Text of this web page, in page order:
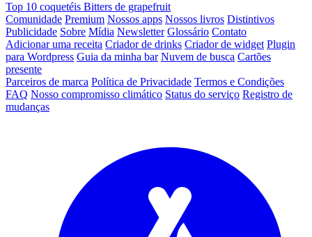
Top 10 coquetéis Bitters de grapefruit
Comunidade Premium Nossos apps Nossos livros Distintivos
Publicidade Sobre Mídia Newsletter Glossário Contato
Adicionar uma receita Criador de drinks Criador de widget Plugin
para Wordpress Guia da minha bar Nuvem de busca Cartões
presente
Parceiros de marca Política de Privacidade Termos e Condições
FAQ Nosso compromisso climático Status do serviço Registro de
mudanças